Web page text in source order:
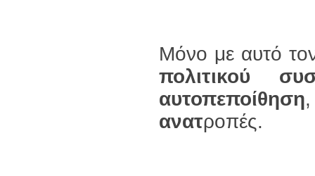
Μόνο με αυτό
πολιτικού
αυτοπεποίθηση
ανατροπές.